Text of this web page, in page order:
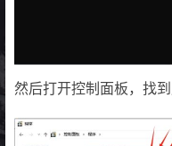
然后打开控制面板，找到